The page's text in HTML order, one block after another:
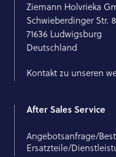
Ziemann Holvrieka
Schwieberdinger Str.
71636 Ludwigsburg
Deutschland
Kontakt zu unseren
After Sales Service
Angebotsanfrage/
Ersatzteile/